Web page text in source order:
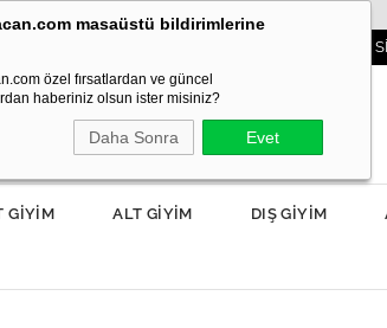
3000TL VE ÜZERİ
masaüstü bildirimlerine
özel fırsatlardan ve güncel
haberiniz olsun ister misiniz?
Daha Sonra Evet
GİYİM ALT GİYİM DIŞ GİYİM